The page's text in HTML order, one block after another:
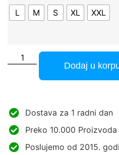
L M S XL XXL
Dodaj u
Dostava za 1 radni dan
Preko 10.000 Proizvoda
Poslujemo od 2015.